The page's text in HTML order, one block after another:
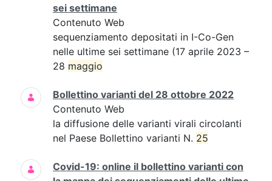
sei settimane
Contenuto Web
sequenziamento depositati in I-Co-Gen
nelle ultime sei settimane (17 aprile 2023 –
28 maggio
Bollettino varianti del 28 ottobre 2022
Contenuto Web
la diffusione delle varianti virali circolanti
nel Paese Bollettino varianti N. 25
Covid-19: online il bollettino varianti con